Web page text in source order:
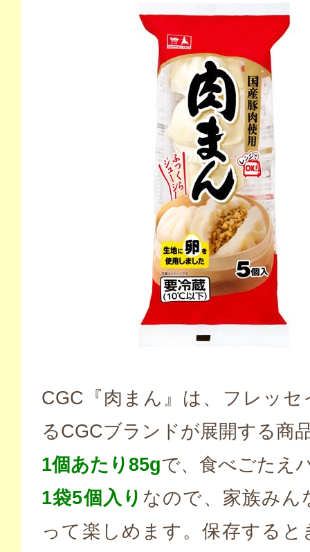
CGC『肉まん』は、フレッセ
るCGCブランドが展開する商
1個あたり85gで、食べごたえ
1袋5個入り なので、家族みん
って楽しめます。保存する